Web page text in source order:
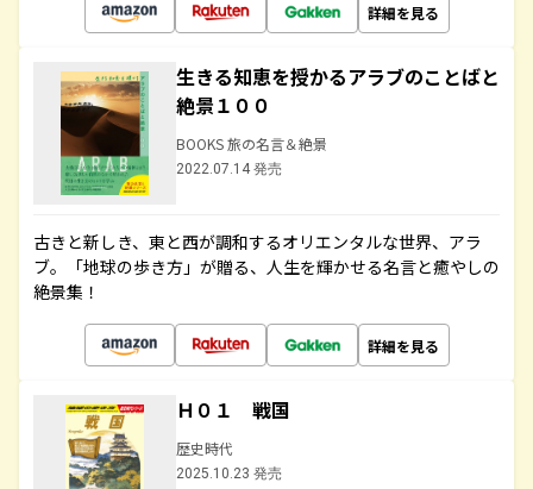
詳細を見る
生きる知恵を授かるアラブのことばと
絶景１００
BOOKS 旅の名言＆絶景
2022.07.14 発売
古きと新しき、東と西が調和するオリエンタルな世界、アラ
ブ。「地球の歩き方」が贈る、人生を輝かせる名言と癒やしの
絶景集！
詳細を見る
Ｈ０１ 戦国
歴史時代
2025.10.23 発売